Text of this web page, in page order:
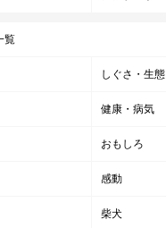
覧
しぐさ・生態
健康・病気
おもしろ
感動
柴犬